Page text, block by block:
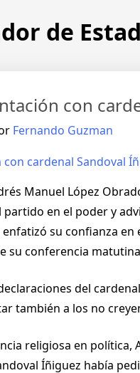
de
con
Fernando Guzman
Manuel López
en el poder y
su confianza en
su conferencia
del
también a los no
religiosa en
Íñiguez había